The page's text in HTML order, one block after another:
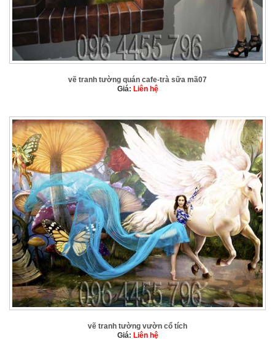
vẽ tranh tường quán cafe-trà sữa mã07
Giá: Liên hệ
vẽ tranh tường vườn cổ tích
Giá: Liên hệ